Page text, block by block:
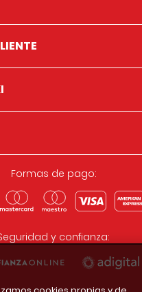
Formas de pago:
y confianza: